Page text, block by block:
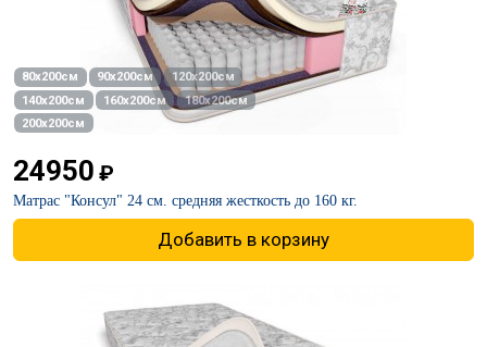
80х200см 90х200см
120х200см
140х200см
160х200см
180х200см
200х200см
24950 ₽
Матрас "Консул" 24 см. средняя жесткость до 160 кг.
Добавить в корзину